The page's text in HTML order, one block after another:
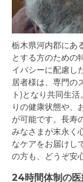
栃木県河内郡にあ
とする方のための
イバシーに配慮し
居者様は、専門の
ト)となり共同生
りの健康状態や、
が可能です。長寿
みなさまが末永く
なケアをお届けし
の方も、どうぞ安
24時間体制の医